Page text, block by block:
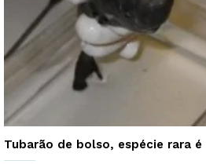
Tubarão de bolso, espécie rara